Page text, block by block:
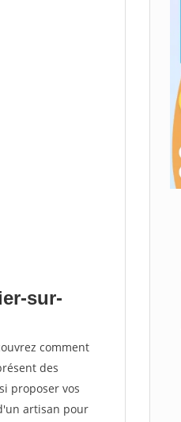
sur-
comment
des
proposer vos
artisan pour